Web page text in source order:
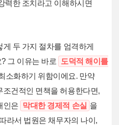
력한 조치라고 이해하시면
두 가지 절차를 엄격하게
그 이유는 바로
도덕적 해이를
소화하기 위함이에요. 만약
건적인 면책을 허용한다면,
인은 막대한 경제적 손실 을
라서 법원은 채무자의 나이,